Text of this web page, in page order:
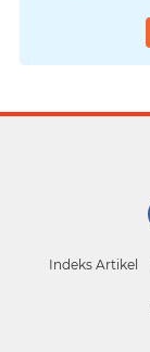
Indeks Artikel